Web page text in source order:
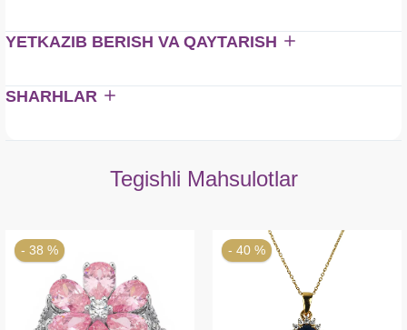
YETKAZIB BERISH VA QAYTARISH
SHARHLAR
Tegishli Mahsulotlar
- 38 % - 40 %